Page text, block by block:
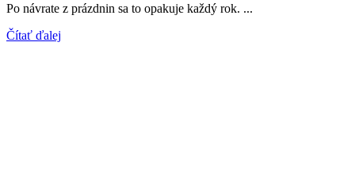
Po návrate z prázdnin sa to opakuje každý rok. ...
Čítať ďalej